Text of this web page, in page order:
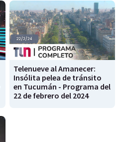
Telenueve al Amanecer:
Insólita pelea de tránsito
en Tucumán - Programa del
22 de febrero del 2024